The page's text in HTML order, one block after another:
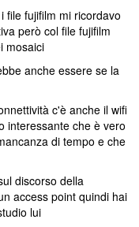
file fujifilm mi ricordavo
però col file fujifilm
mosaici
anche essere se la
c'è anche il wifi
interessante che è vero
di tempo e che
discorso della
access point quindi hai
lui